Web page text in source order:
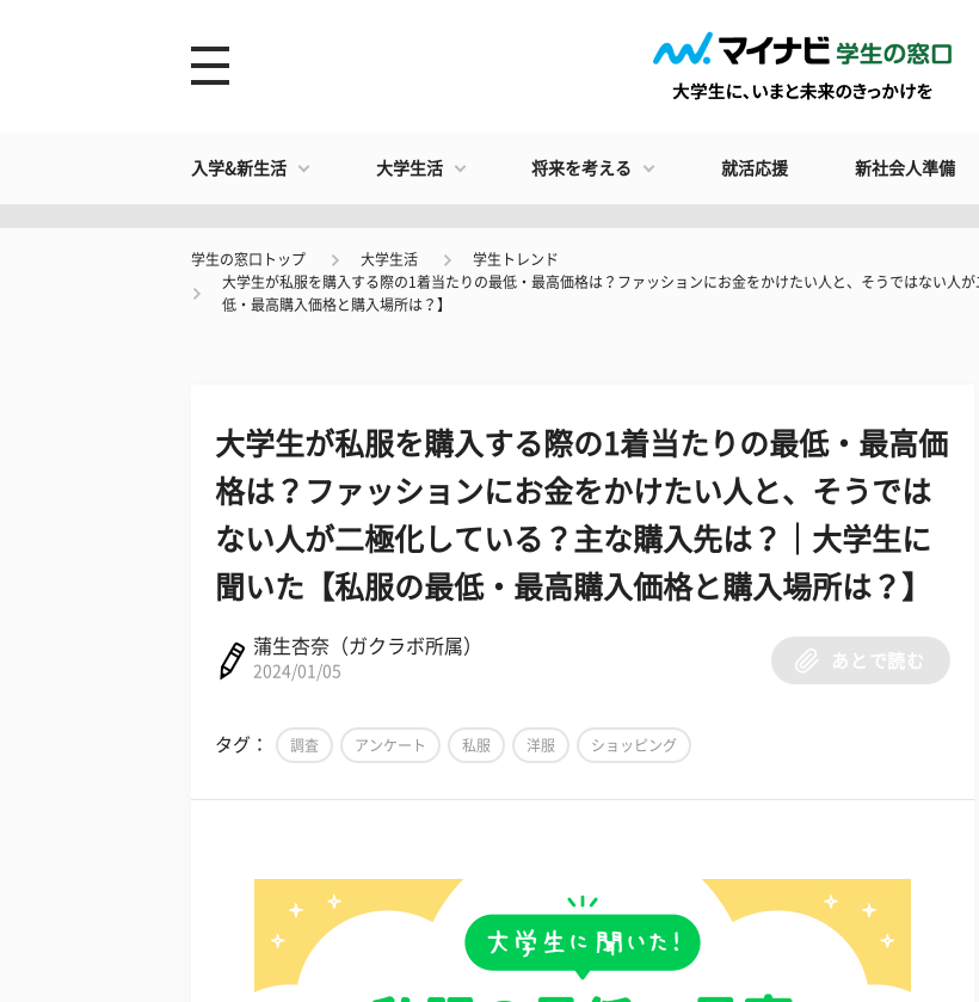
入学&新生活 大学生活 将来を考える 就活応援 新社会人準備
学生の窓口トップ 大学生活
学生トレンド
大学生が私服を購入する際の1着当たりの最低・最高価格は？ファッションにお金をかけたい人と、そうではない人
低・最高購入価格と購入場所は？】
大学生が私服を購入する際の1着当たりの最低・最高価
格は？ファッションにお金をかけたい人と、そうでは
ない人が二極化している？主な購入先は？｜大学生に
聞いた【私服の最低・最高購入価格と購入場所は？】
蒲生杏奈（ガクラボ所属）
2024/01/05
あとで読む
タグ： 調査 アンケート 私服 洋服 ショッピング